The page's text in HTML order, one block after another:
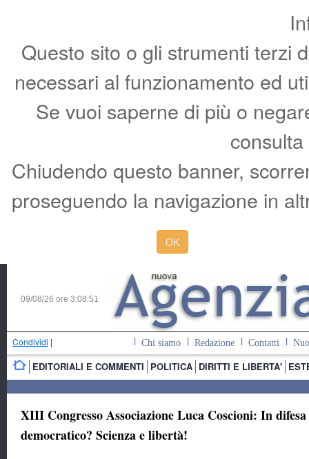
Questo sito o gli strumenti terzi
necessari al funzionamento ed
Se vuoi saperne di più o
Chiudendo questo banner,
proseguendo la navigazione in
OK
09/08/26 ore 3:08:51
Condividi | Chi siamo Redazione Contatti
EDITORIALI E COMMENTI POLITICA DIRITTI E LIBERTA'
XIII Congresso Associazione Luca Coscioni: In
democratico? Scienza e libertà!